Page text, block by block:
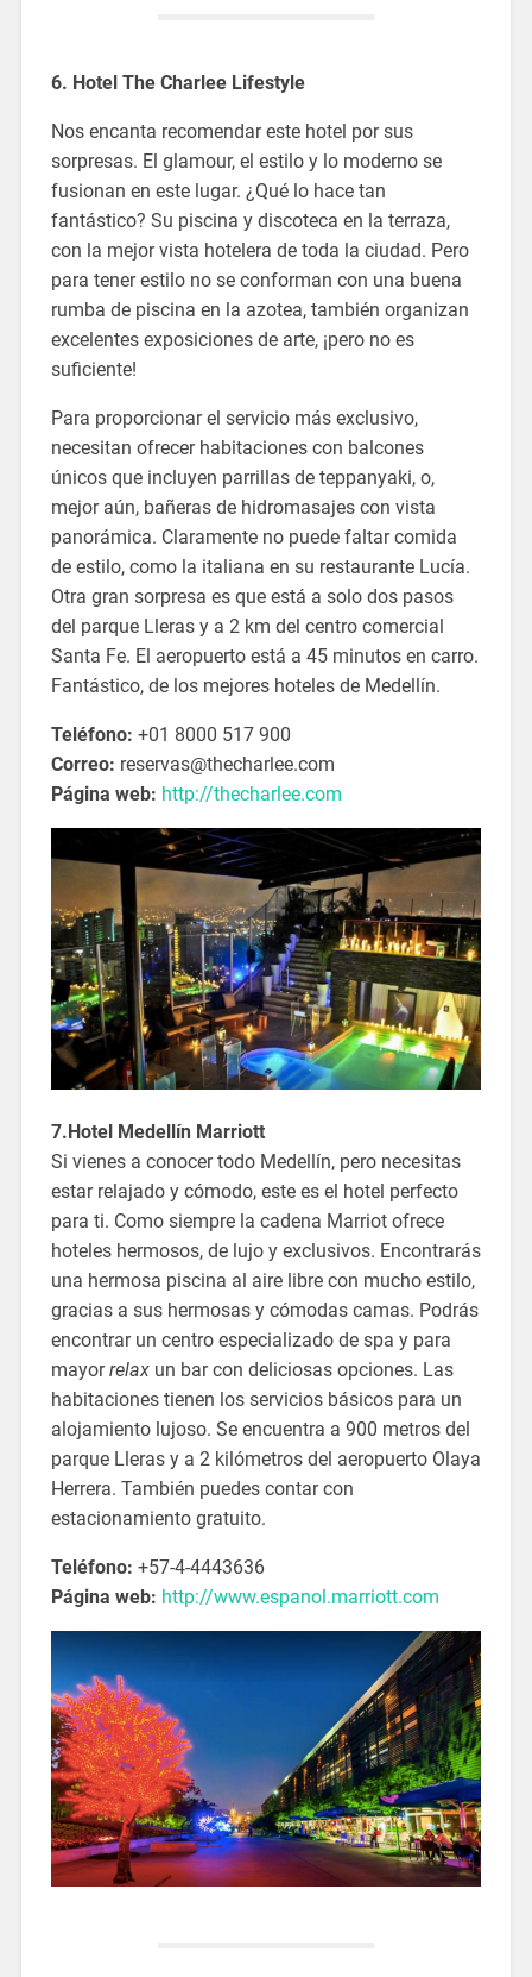
6. Hotel The Charlee Lifestyle
Nos encanta recomendar este hotel por sus
sorpresas. El glamour, el estilo y lo moderno se
fusionan en este lugar. ¿Qué lo hace tan
fantástico? Su piscina y discoteca en la terraza,
con la mejor vista hotelera de toda la ciudad. Pero
para tener estilo no se conforman con una buena
rumba de piscina en la azotea, también organizan
excelentes exposiciones de arte, ¡pero no es
suficiente!
Para proporcionar el servicio más exclusivo,
necesitan ofrecer habitaciones con balcones
únicos que incluyen parrillas de teppanyaki, o,
mejor aún, bañeras de hidromasajes con vista
panorámica. Claramente no puede faltar comida
de estilo, como la italiana en su restaurante Lucía.
Otra gran sorpresa es que está a solo dos pasos
del parque Lleras y a 2 km del centro comercial
Santa Fe. El aeropuerto está a 45 minutos en carro.
Fantástico, de los mejores hoteles de Medellín.
Teléfono: +01 8000 517 900
Correo: reservas@thecharlee.com
Página web: http://thecharlee.com
7.Hotel Medellín Marriott
Si vienes a conocer todo Medellín, pero necesitas
estar relajado y cómodo, este es el hotel perfecto
para ti. Como siempre la cadena Marriot ofrece
hoteles hermosos, de lujo y exclusivos. Encontrarás
una hermosa piscina al aire libre con mucho estilo,
gracias a sus hermosas y cómodas camas. Podrás
encontrar un centro especializado de spa y para
mayorrelax un bar con deliciosas opciones. Las
habitaciones tienen los servicios básicos para un
alojamiento lujoso. Se encuentra a 900 metros del
parque Lleras y a 2 kilómetros del aeropuerto Olaya
Herrera. También puedes contar con
estacionamiento gratuito.
Teléfono: +57-4-4443636
Página web: http://www.espanol.marriott.com